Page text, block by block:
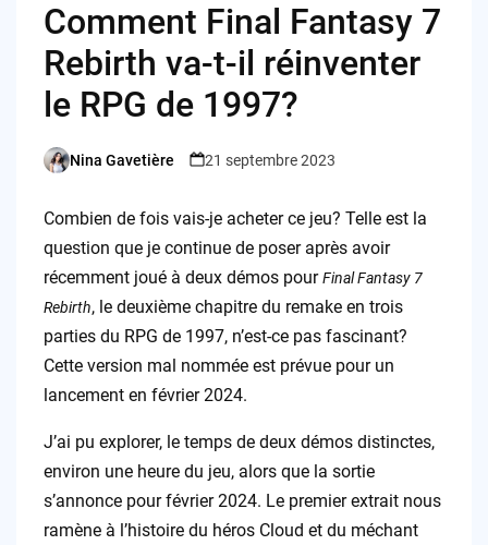
Comment Final Fantasy 7
Rebirth va-t-il réinventer
le RPG de 1997?
Posted
Nina Gavetière 21 septembre 2023
Combien de fois vais-je acheter ce jeu? Telle est la
question que je continue de poser après avoir
récemment joué à deux démos pourFinal Fantasy 7
Rebirth, le deuxième chapitre du remake en trois
parties du RPG de 1997, n’est-ce pas fascinant?
Cette version mal nommée est prévue pour un
lancement en février 2024.
J’ai pu explorer, le temps de deux démos distinctes,
environ une heure du jeu, alors que la sortie
s’annonce pour février 2024. Le premier extrait nous
ramène à l’histoire du héros Cloud et du méchant